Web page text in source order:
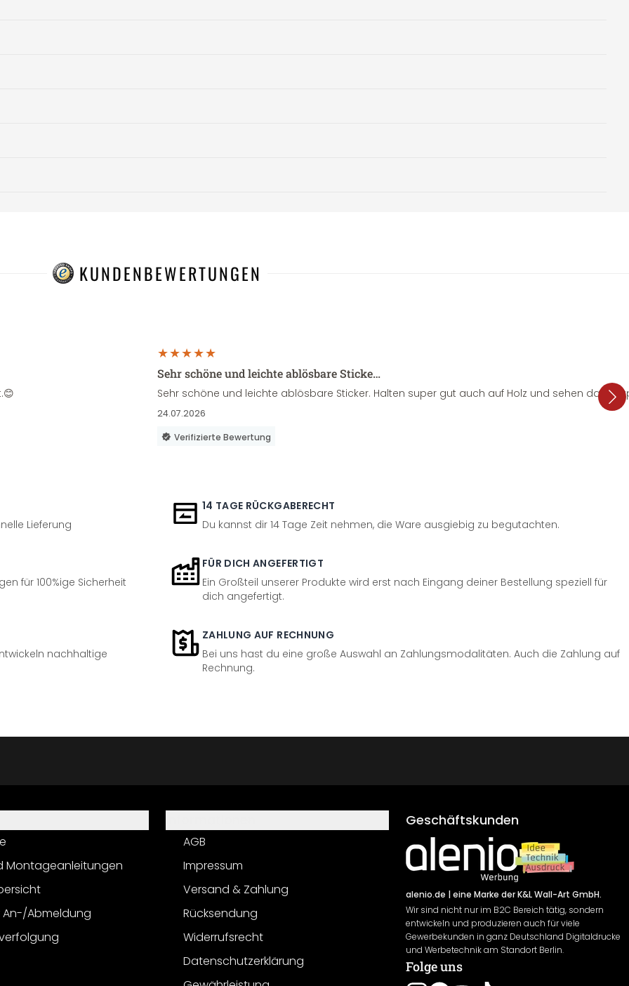
KUNDENBEWERTUNGEN
Sehr schöne und leichte ablösbare Sticke…
Sehr schöne und leichte ablösbare Sticker. Halten super gut auch auf Holz und sehen dazu
24.07.2026
Verifizierte Bewertung
Lieferung
14 TAGE RÜCKGABERECHT
Du kannst dir 14 Tage Zeit nehmen, die Ware ausgiebig zu begutachten.
für 100%ige Sicherheit
FÜR DICH ANGEFERTIGT
Ein Großteil unserer Produkte wird erst nach Eingang deiner Bestellung speziell für
dich angefertigt.
nachhaltige
ZAHLUNG AUF RECHNUNG
Bei uns hast du eine große Auswahl an Zahlungsmodalitäten. Auch die Zahlung auf
Rechnung.
Montageanleitungen
An-/Abmeldung
AGB
Impressum
Versand & Zahlung
Rücksendung
Widerrufsrecht
Datenschutzerklärung
Geschäftskunden
alenio.de | eine Marke der K&L Wall-Art GmbH.
Wir sind nicht nur im B2C Bereich tätig, sondern
entwickeln und produzieren auch für viele
Gewerbekunden in ganz Deutschland Digitaldrucke
und Werbetechnik am Standort Berlin.
Folge uns